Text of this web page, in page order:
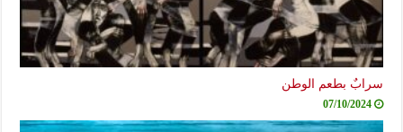
سرابٌ بطعم الوطن
07/10/2024